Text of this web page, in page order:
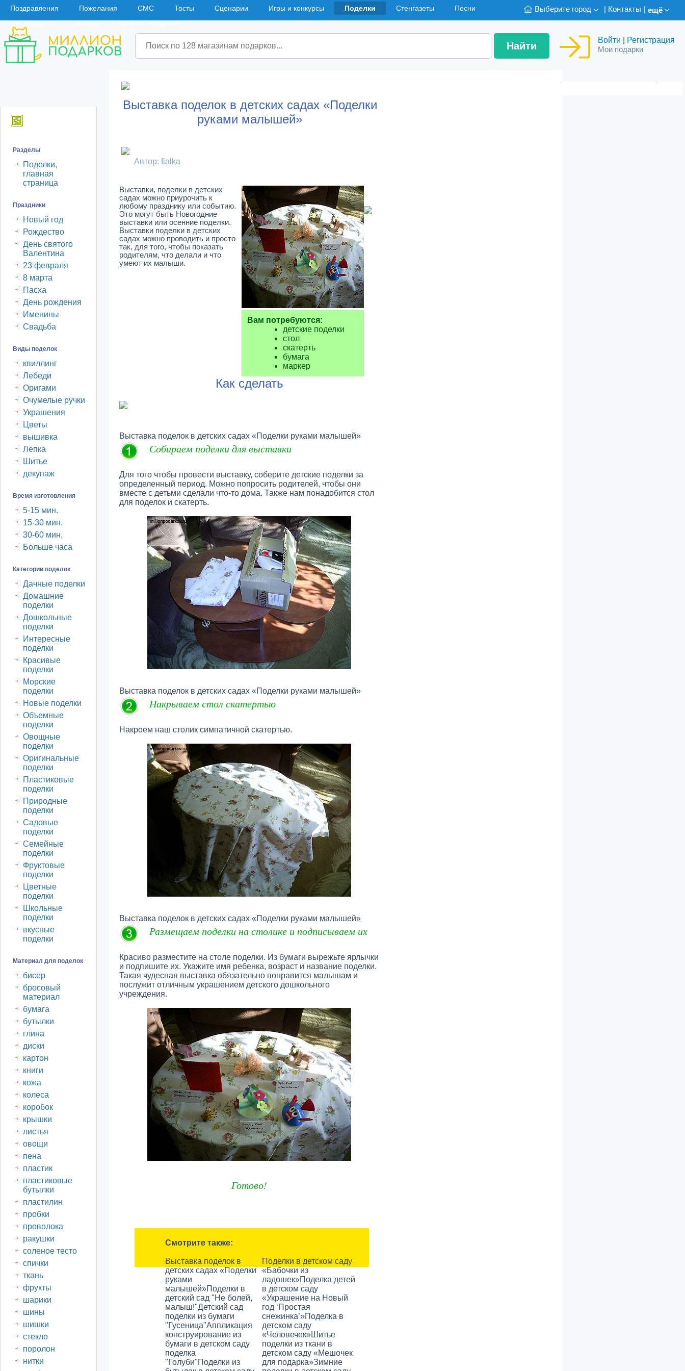
Поздравления Пожелания СМС Тосты Сценарии Игры и конкурсы Поделки Стенгазеты
Песни
Что подарить
Имена Каталог подарков
Выберите город Контакты ещё
Войти Регистрация
Мои подарки
Разделы
Поделки,
главная
страница
Праздники
Новый год
Рождество
День святого
Валентина
23 февраля
8 марта
Пасха
День рождения
Именины
Свадьба
Виды поделок
квиллинг
Лебеди
Оригами
Очумелые ручки
Украшения
Цветы
вышивка
Лепка
Шитье
декупаж
Время изготовления
5-15 мин.
15-30 мин.
30-60 мин.
Больше часа
Категории поделок
Дачные поделки
Домашние
поделки
Дошкольные
поделки
Интересные
поделки
Красивые
поделки
Морские
поделки
Новые поделки
Объемные
поделки
Овощные
поделки
Оригинальные
поделки
Пластиковые
поделки
Природные
поделки
Садовые
поделки
Семейные
поделки
Фруктовые
поделки
Цветные
поделки
Школьные
поделки
вкусные
поделки
Материал для поделок
бисер
бросовый
материал
бумага
бутылки
глина
диски
картон
книги
кожа
колеса
коробок
крышки
листья
овощи
пена
пластик
пластиковые
бутылки
пластилин
пробки
проволока
ракушки
соленое тесто
спички
ткань
фрукты
шарики
шины
шишки
стекло
поролон
нитки
Выставка поделок в детских садах «Поделки
руками малышей»
Автор: fialka
Выставки, поделки в детских
садах можно приурочить к
любому празднику или событию.
Это могут быть Новогодние
выставки или осенние поделки.
Выставки поделки в детских
садах можно проводить и просто
так, для того, чтобы показать
родителям, что делали и что
умеют их малыши.
Вам потребуются:
детские поделки
стол
скатерть
бумага
маркер
Как сделать
Выставка поделок в детских садах «Поделки руками малышей»
Собираем поделки для выставки
Для того чтобы провести выставку, соберите детские поделки за
определенный период. Можно попросить родителей, чтобы они
вместе с детьми сделали что-то дома. Также нам понадобится стол
для поделок и скатерть.
Выставка поделок в детских садах «Поделки руками малышей»
Накрываем стол скатертью
Накроем наш столик симпатичной скатертью.
Выставка поделок в детских садах «Поделки руками малышей»
Размещаем поделки на столике и подписываем их
Красиво разместите на столе поделки. Из бумаги вырежьте ярлычки
и подпишите их. Укажите имя ребенка, возраст и название поделки.
Такая чудесная выставка обязательно понравится малышам и
послужит отличным украшением детского дошкольного
учреждения.
Готово!
Смотрите также:
Выставка поделок в
детских садах «Поделки
руками
малышей»Поделки в
детский сад "Не болей,
малыш!"Детский сад
поделки из бумаги
"Гусеница"Аппликация
конструирование из
бумаги в детском саду
поделка
"Голуби"Поделки из
Поделки в детском саду
«Бабочки из
ладошек»Поделка детей
в детском саду
«Украшение на Новый
год ‘Простая
снежинка’»Поделка в
детском саду
«Человечек»Шитье
поделки из ткани в
детском саду «Мешочек
для подарка»Зимние